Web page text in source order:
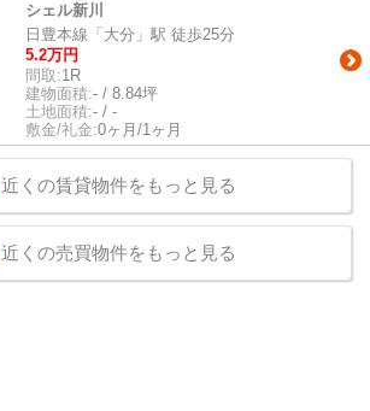
シェル新川
日豊本線「大分」駅 徒歩25分
5.2万円
間取:1R
建物面積:- / 8.84坪
土地面積:- / -
敷金/礼金:0ヶ月/1ヶ月
近くの賃貸物件をもっと見る
近くの売買物件をもっと見る